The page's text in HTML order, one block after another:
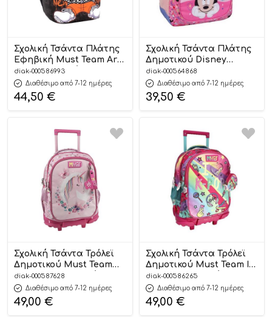
Σχολική Τσάντα Πλάτης
Εφηβική Must Team Art
Cool Bear 1 Θήκη
(29x18x44cm)
5205698771262
diak-000586993
Διαθέσιμο από 7-12 ημέρες
44,50 €
Σχολική Τσάντα Πλάτης
Δημοτικού Disney
Minnie Mouse Besties
Forever Must Team 3
Θήκες (32x18x43cm)
5205698729638
diak-000564868
Διαθέσιμο από 7-12 ημέρες
39,50 €
Σχολική Τσάντα Τρόλεϊ
Δημοτικού Must Team
Pink Unicorn 3 Θήκες
(34x20x44cm)
5205698828638
diak-000587628
Διαθέσιμο από 7-12 ημέρες
49,00 €
Σχολική Τσάντα Τρόλεϊ
Δημοτικού Must Team I
Love K-Pop 3 Θήκες
(34x20x45cm)
5205698731655
diak-000586265
Διαθέσιμο από 7-12 ημέρες
49,00 €